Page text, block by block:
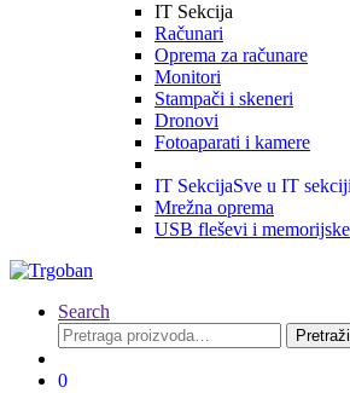
IT Sekcija
Računari
Oprema za računare
Monitori
Stampači i skeneri
Dronovi
Fotoaparati i kamere
IT SekcijaSve u IT sekciji
Mrežna oprema
USB fleševi i
Search
Pretraga
za:
Pretraži
0